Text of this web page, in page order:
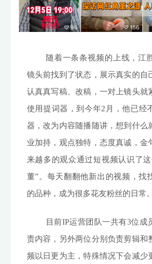
随着一条条视频的上线，江
镜头前找到了状态，展示真实的自
认真真写稿、改稿，一对上镜头就
使用提词器，到今年2月，他已经
器，改为内容随播随讲，想到什么
业加持，观点独特，态度真诚，金
来越多的观众通过短视频认识了
董”。每天翻翻他新出的视频，找
的品种，成为很多花友粉丝的日常。
目前IP运营团队一共有3位成
责内容，另外两位分别负责剪辑和
频以日更为主，特殊情况下会减少